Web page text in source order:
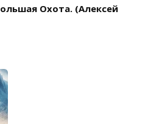
Охота. (Алексей